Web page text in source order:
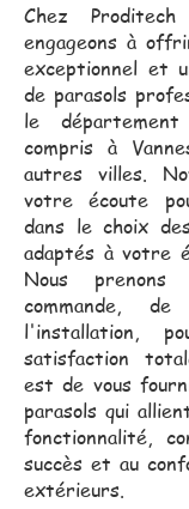
Chez
engageons à
exceptionnel et
de parasols
le
compris à
autres villes.
votre écoute
dans le choix
adaptés à votre
Nous
commande,
l'installation,
satisfaction
est de vous
parasols qui
fonctionnalité,
succès et au
extérieurs.